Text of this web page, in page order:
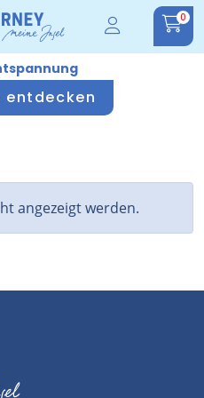
0
entdecken
angezeigt werden.